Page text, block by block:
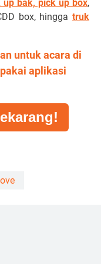
up bak, pick up box,
box, hinggatruk
untuk acara di
aplikasi